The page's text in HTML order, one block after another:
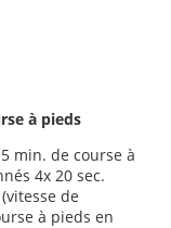
à pieds
min. de course à
4x 20 sec.
de
à pieds en